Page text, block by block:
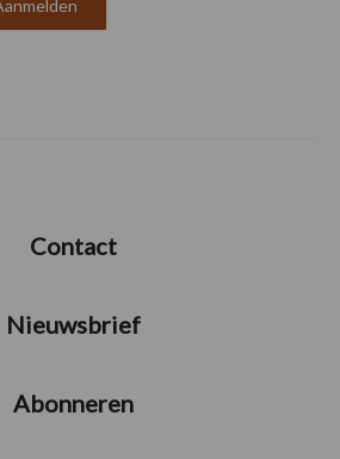
Contact
Nieuwsbrief
Abonneren